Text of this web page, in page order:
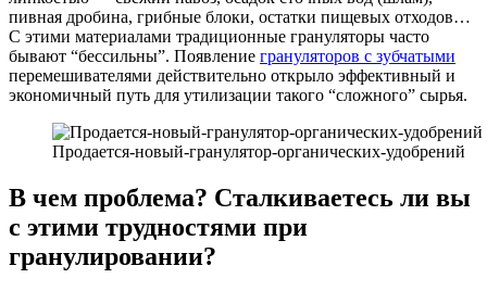
пивная дробина, грибные блоки, остатки пищевых отходов…
С этими материалами традиционные грануляторы часто
бывают “бессильны”. Появление грануляторов с зубчатыми
перемешивателями действительно открыло эффективный и
экономичный путь для утилизации такого “сложного” сырья.
Продается-новый-гранулятор-органических-удобрений
В чем проблема? Сталкиваетесь ли вы
с этими трудностями при
гранулировании?